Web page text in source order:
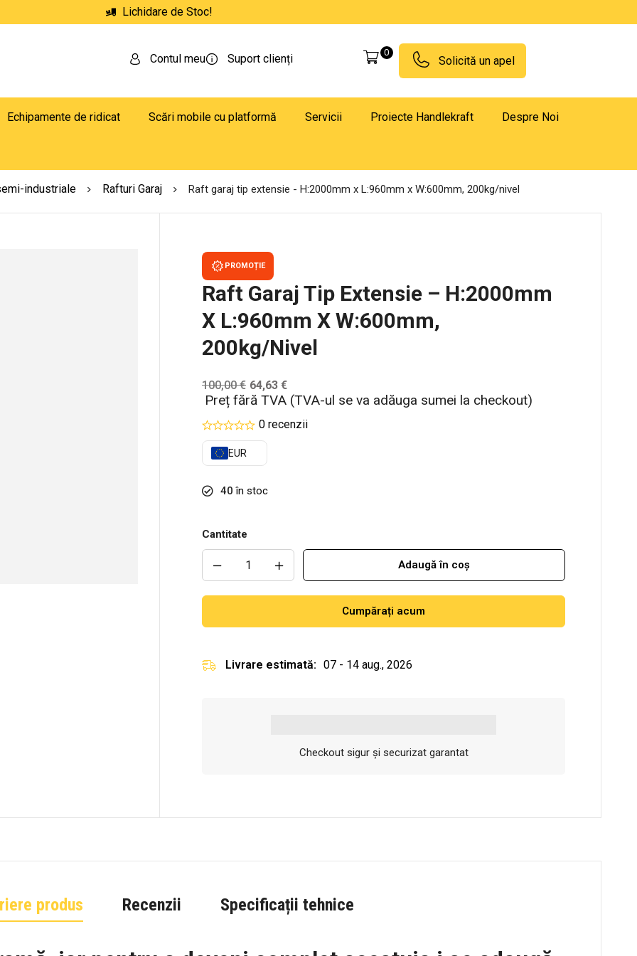
Lichidare de Stoc!
Contul meu Suport clienți 0
Solicită un apel
Echipamente de ridicat Scări mobile cu platformă Servicii Proiecte Handlekraft Despre Noi
industriale Rafturi Garaj Raft garaj tip extensie - H:2000mm x L:960mm x W:600mm, 200kg/nivel
PROMOȚIE
Raft Garaj Tip Extensie – H:2000mm
X L:960mm X W:600mm,
200kg/nivel
100,00€ 64,63 €
Preț fără TVA (TVA-ul se va adăuga sumei la checkout)
0 recenzii
EUR
40 în stoc
Cantitate
Adaugă în coș
Cumpărați acum
Livrare estimată: 07 - 14 aug., 2026
Checkout sigur și securizat garantat
produs Recenzii Specificații tehnice